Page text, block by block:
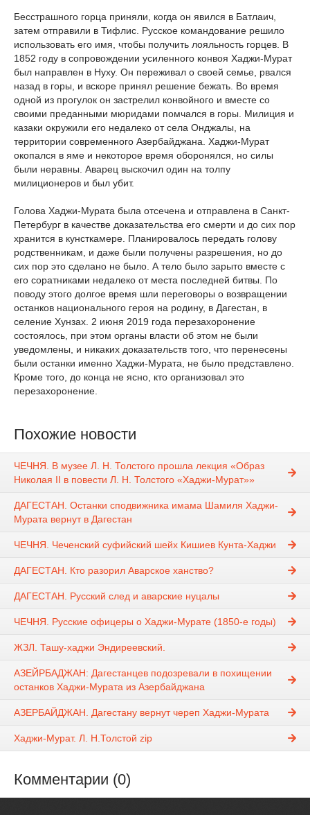
Бесстрашного горца приняли, когда он явился в Батлаич,
затем отправили в Тифлис. Русское командование решило
использовать его имя, чтобы получить лояльность горцев. В
1852 году в сопровождении усиленного конвоя Хаджи-Мурат
был направлен в Нуху. Он переживал о своей семье, рвался
назад в горы, и вскоре принял решение бежать. Во время
одной из прогулок он застрелил конвойного и вместе со
своими преданными мюридами помчался в горы. Милиция и
казаки окружили его недалеко от села Онджалы, на
территории современного Азербайджана. Хаджи-Мурат
окопался в яме и некоторое время оборонялся, но силы
были неравны. Аварец выскочил один на толпу
милиционеров и был убит.
Голова Хаджи-Мурата была отсечена и отправлена в Санкт-
Петербург в качестве доказательства его смерти и до сих пор
хранится в кунсткамере. Планировалось передать голову
родственникам, и даже были получены разрешения, но до
сих пор это сделано не было. А тело было зарыто вместе с
его соратниками недалеко от места последней битвы. По
поводу этого долгое время шли переговоры о возвращении
останков национального героя на родину, в Дагестан, в
селение Хунзах. 2 июня 2019 года перезахоронение
состоялось, при этом органы власти об этом не были
уведомлены, и никаких доказательств того, что перенесены
были останки именно Хаджи-Мурата, не было представлено.
Кроме того, до конца не ясно, кто организовал это
перезахоронение.
Похожие новости
ЧЕЧНЯ. В музее Л. Н. Толстого прошла лекция «Образ
Николая II в повести Л. Н. Толстого «Хаджи-Мурат»»
ДАГЕСТАН. Останки сподвижника имама Шамиля Хаджи-
Мурата вернут в Дагестан
ЧЕЧНЯ. Чеченский суфийский шейх Кишиев Кунта-Хаджи
ДАГЕСТАН. Кто разорил Аварское ханство?
ДАГЕСТАН. Русский след и аварские нуцалы
ЧЕЧНЯ. Русские офицеры о Хаджи-Мурате (1850-е годы)
ЖЗЛ. Ташу-хаджи Эндиреевский.
АЗЕЙРБАДЖАН: Дагестанцев подозревали в похищении
останков Хаджи-Мурата из Азербайджана
АЗЕРБАЙДЖАН. Дагестану вернут череп Хаджи-Мурата
Хаджи-Мурат. Л. Н.Толстой zip
Комментарии (0)